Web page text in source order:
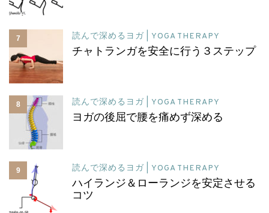
7 読んで深めるヨガ | YOGA THERAPY
チャトランガを安全に行う３ステップ
8 読んで深めるヨガ | YOGA THERAPY
ヨガの後屈で腰を痛めず深める
9 読んで深めるヨガ | YOGA THERAPY
ハイランジ＆ローランジを安定させる
コツ